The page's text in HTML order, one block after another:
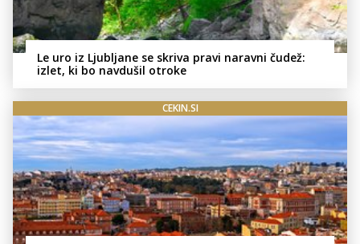
Le uro iz Ljubljane se skriva pravi naravni čudež:
izlet, ki bo navdušil otroke
CEKIN.SI